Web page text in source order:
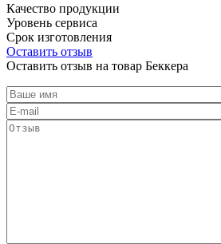
Качество продукции
Уровень сервиса
Срок изготовления
Оставить отзыв
Оставить отзыв на товар Беккера